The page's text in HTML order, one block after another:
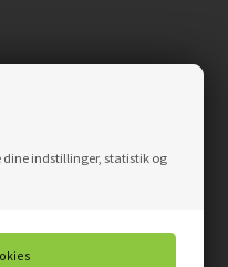
dine indstillinger, statistik og